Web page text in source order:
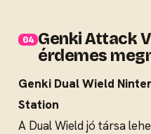
Genki Attack
érdemes
Genki Dual Wield
Station
A Dual Wield jó társa